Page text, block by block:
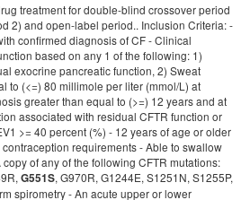
treatment for double-blind crossover period
2) and open-label period.. Inclusion Criteria: -
confirmed diagnosis of CF - Clinical
based on any 1 of the following: 1)
exocrine pancreatic function, 2) Sweat
to (<=) 80 millimole per liter (mmol/L) at
greater than equal to (>=) 12 years and at
associated with residual CFTR function or
>= 40 percent (%) - 12 years of age or older
requirements - Able to swallow
of any of the following CFTR mutations:
G551S, G970R, G1244E, S1251N, S1255P,
spirometry - An acute upper or lower